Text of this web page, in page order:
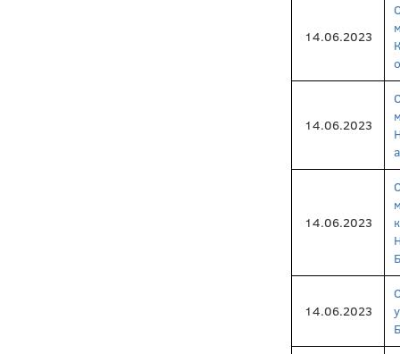
14.06.2023
14.06.2023
14.06.2023
14.06.2023